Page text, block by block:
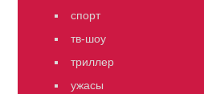
спорт
тв-шоу
триллер
ужасы